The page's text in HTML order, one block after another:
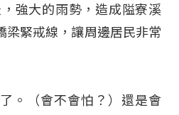
強大的雨勢，造成隘寮溪
梁緊戒線，讓周邊居民非常
。（會不會怕？）還是會